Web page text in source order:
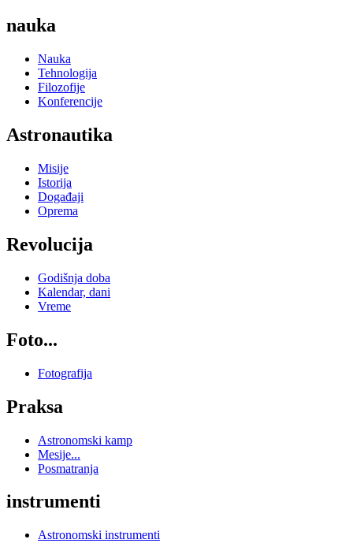
nauka
Nauka
Tehnologija
Filozofije
Konferencije
Astronautika
Misije
Istorija
Događaji
Oprema
Revolucija
Godišnja doba
Kalendar, dani
Vreme
Foto...
Fotografija
Praksa
Astronomski kamp
Mesije...
Posmatranja
instrumenti
Astronomski instrumenti